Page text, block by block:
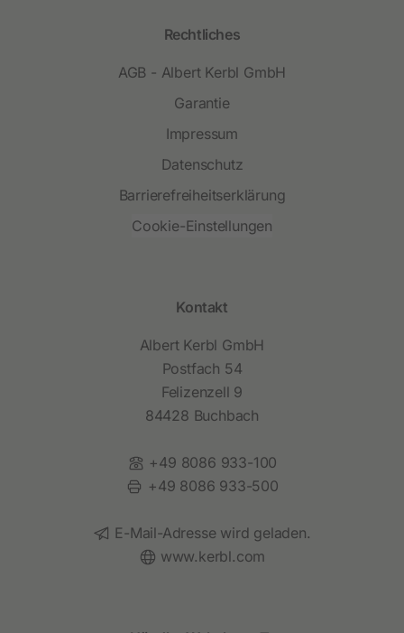
Rechtliches
AGB - Albert Kerbl GmbH
Garantie
Impressum
Datenschutz
Barrierefreiheitserklärung
Cookie-Einstellungen
Kontakt
Albert Kerbl GmbH
Postfach 54
Felizenzell 9
84428 Buchbach
Telefon:
+49 8086 933-100
Fax:
+49 8086 933-500
E-Mail:
E-Mail-Adresse wird geladen.
Website:
www.kerbl.com